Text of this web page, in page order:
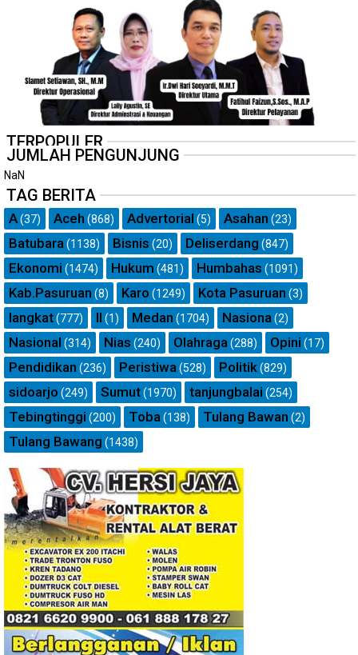
TERPOPULER
JUMLAH PENGUNJUNG
NaN
TAG BERITA
A(37) Aceh (868) Advertorial (5) Asahan (23)
Batubara (1138) Bisnis (20) Deliserdang (847)
Ekonomi (1474) Hukum (481) Humbahas (1091)
Kab.Pasuruan (8) Karo (1249) Kota Pasuruan (3)
langkat(777) ll (1) Medan (1704) Nasiona (2)
Nasional (314) Nias (240) Olahraga (288) Opini (17)
Pendidikan (236) Peristiwa (528) Politik(829)
sidoarjo (249) Sumut(1970) tanjungbalai (254)
Tebingtinggi (200) Toba (138) Tulang Bawan (2)
Tulang Bawang (1438)